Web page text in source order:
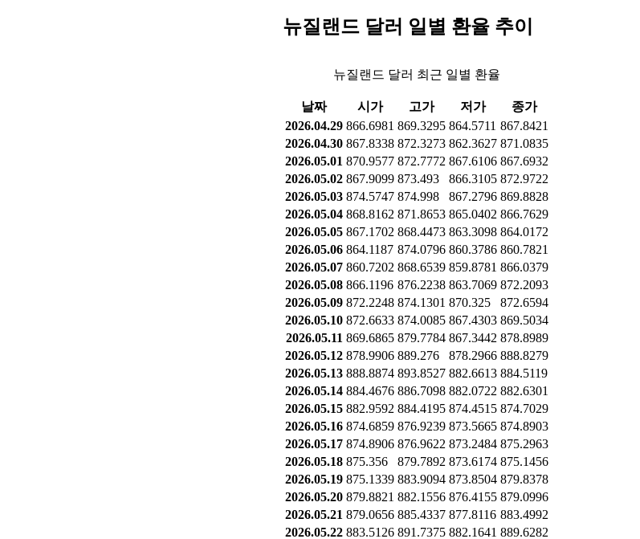
뉴질랜드 달러 일별 환율 추이
뉴질랜드 달러 최근 일별 환율
날짜 시가 고가 저가
종가
2026.04.29 866.6981 869.3295 864.5711 867.8421
2026.04.30 867.8338 872.3273 862.3627 871.0835
2026.05.01 870.9577 872.7772 867.6106 867.6932
2026.05.02 867.9099 873.493 866.3105 872.9722
2026.05.03 874.5747 874.998 867.2796 869.8828
2026.05.04 868.8162 871.8653 865.0402 866.7629
2026.05.05 867.1702 868.4473 863.3098 864.0172
2026.05.06 864.1187 874.0796 860.3786 860.7821
2026.05.07 860.7202 868.6539 859.8781 866.0379
2026.05.08 866.1196 876.2238 863.7069 872.2093
2026.05.09 872.2248 874.1301 870.325
872.6594
2026.05.10 872.6633 874.0085 867.4303 869.5034
2026.05.11 869.6865 879.7784 867.3442 878.8989
2026.05.12 878.9906 889.276 878.2966 888.8279
2026.05.13 888.8874 893.8527 882.6613 884.5119
2026.05.14 884.4676 886.7098 882.0722 882.6301
2026.05.15 882.9592 884.4195 874.4515 874.7029
2026.05.16 874.6859 876.9239 873.5665 874.8903
2026.05.17 874.8906 876.9622 873.2484 875.2963
2026.05.18 875.356 879.7892 873.6174 875.1456
2026.05.19 875.1339 883.9094 873.8504 879.8378
2026.05.20 879.8821 882.1556 876.4155 879.0996
2026.05.21 879.0656 885.4337 877.8116 883.4992
2026.05.22 883.5126 891.7375 882.1641 889.6282